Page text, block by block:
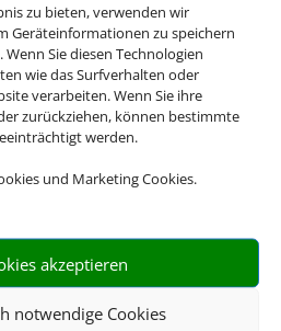
zu bieten, verwenden wir
Geräteinformationen zu speichern
Sie diesen Technologien
wie das Surfverhalten oder
verarbeiten. Wenn Sie ihre
zurückziehen, können bestimmte
werden.
und Marketing Cookies.
akzeptieren
notwendige Cookies
Wald
275 €